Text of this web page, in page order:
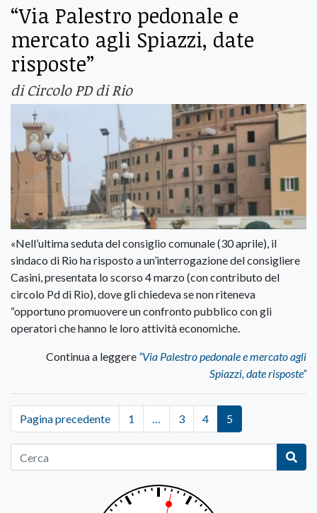
“Via Palestro pedonale e
mercato agli Spiazzi, date
risposte”
di Circolo PD di Rio
«Nell’ultima seduta del consiglio comunale (30 aprile), il
sindaco di Rio ha risposto a un’interrogazione del consigliere
Casini, presentata lo scorso 4 marzo (con contributo del
circolo Pd di Rio), dove gli chiedeva se non riteneva
“opportuno promuovere un confronto pubblico con gli
operatori che hanno le loro attività economiche.
Continua a leggere “Via Palestro pedonale e mercato agli
Spiazzi, date risposte”
Pagina precedente 1 … 3 4 5